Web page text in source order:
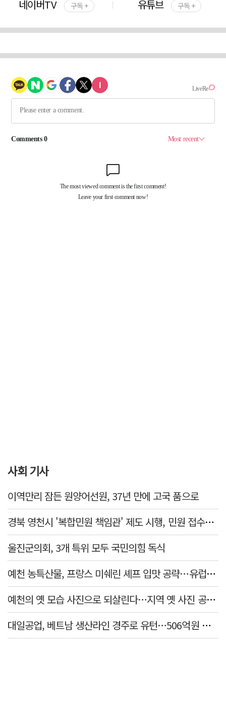
네이버TV 구독 + 유튜브 구독 +
사회 기사
이역만리 잠든 원양어선원, 37년 만에 고국 품으로
경북 영천시 '복합민원 책임관' 제도 시행, 민원 접수부터 처리까지 관리·안내
울진군의회, 3개 특위 모두 국민의힘 독식
예천 농특산물, 프랑스 미쉐린 셰프 입맛 공략…유럽시장 진출 모색
예천의 옛 모습 사진으로 되살린다…지역 옛 사진 공모전 45점 선정
대일공업, 베트남 생산라인 경주로 유턴…506억원 투자